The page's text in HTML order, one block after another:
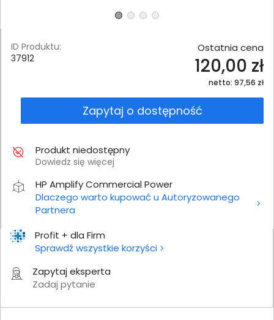
Profit + dla Firm
Sprawdź wszystkie korzyści
Zapytaj eksperta
Zadaj pytanie
ID Produktu:
37912
Ostatnia cena
120,00 zł
netto: 97,56 zł
Zapytaj o dostępność
Produkt niedostępny
Dowiedz się więcej
HP Amplify Commercial Power
Dlaczego warto kupować u Autoryzowanego
Partnera